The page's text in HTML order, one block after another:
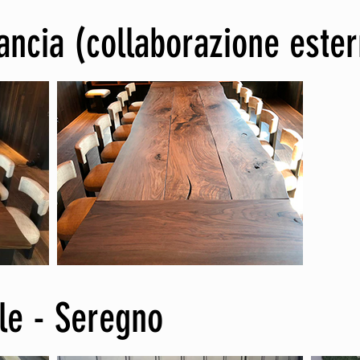
(collaborazione
- Seregno